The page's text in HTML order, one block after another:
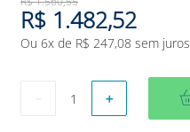
R$ 1.482,52
Ou 6x de R$ 247,08 sem juros
＋